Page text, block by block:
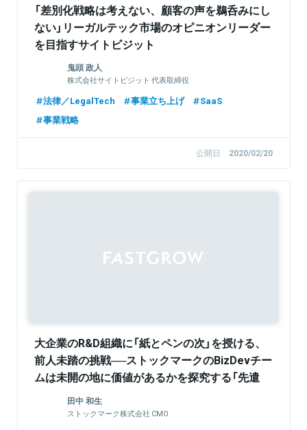
「差別化戦略は考えない、顧客の声を鵜呑みにし
ない」リーガルテック市場のオピニオンリーダー
を目指すサイトビジット
鬼頭 政人
株式会社サイトビジット 代表取締役
法律／LegalTech 事業立ち上げ
SaaS
事業戦略
公開日 2020/02/20
大企業のR&D組織に「紙とペンの次」を授ける、
前人未踏の挑戦──ストックマークのBizDevチー
ムは未開の地に価値があるかを探究する「先遣
田中 和生
ストックマーク株式会社 CMO